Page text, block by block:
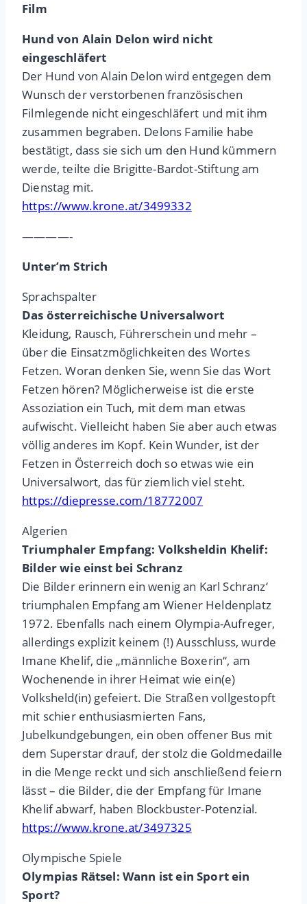
Film
Hund von Alain Delon wird nicht
eingeschläfert
Der Hund von Alain Delon wird entgegen dem
Wunsch der verstorbenen französischen
Filmlegende nicht eingeschläfert und mit ihm
zusammen begraben. Delons Familie habe
bestätigt, dass sie sich um den Hund kümmern
werde, teilte die Brigitte-Bardot-Stiftung am
Dienstag mit.
https://www.krone.at/3499332
————-
Unter’m Strich
Sprachspalter
Das österreichische Universalwort
Kleidung, Rausch, Führerschein und mehr –
über die Einsatzmöglichkeiten des Wortes
Fetzen. Woran denken Sie, wenn Sie das Wort
Fetzen hören? Möglicherweise ist die erste
Assoziation ein Tuch, mit dem man etwas
aufwischt. Vielleicht haben Sie aber auch etwas
völlig anderes im Kopf. Kein Wunder, ist der
Fetzen in Österreich doch so etwas wie ein
Universalwort, das für ziemlich viel steht.
https://diepresse.com/18772007
Algerien
Triumphaler Empfang: Volksheldin Khelif:
Bilder wie einst bei Schranz
Die Bilder erinnern ein wenig an Karl Schranz‘
triumphalen Empfang am Wiener Heldenplatz
1972. Ebenfalls nach einem Olympia-Aufreger,
allerdings explizit keinem (!) Ausschluss, wurde
Imane Khelif, die „männliche Boxerin“, am
Wochenende in ihrer Heimat wie ein(e)
Volksheld(in) gefeiert. Die Straßen vollgestopft
mit schier enthusiasmierten Fans,
Jubelkundgebungen, ein oben offener Bus mit
dem Superstar drauf, der stolz die Goldmedaille
in die Menge reckt und sich anschließend feiern
lässt – die Bilder, die der Empfang für Imane
Khelif abwarf, haben Blockbuster-Potenzial.
https://www.krone.at/3497325
Olympische Spiele
Olympias Rätsel: Wann ist ein Sport ein
Sport?